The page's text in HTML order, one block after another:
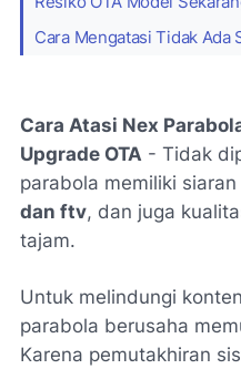
Cara Mengatasi Tidak Ada
Cara Atasi Nex
Upgrade OTA - Tidak
parabola memiliki
dan ftv, dan juga
tajam.
Untuk melindungi
parabola berusaha
Karena pemutakhiran